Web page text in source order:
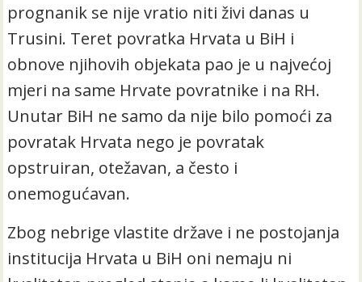
prognanik se nije vratio niti živi danas u
Trusini. Teret povratka Hrvata u BiH i
obnove njihovih objekata pao je u najvećoj
mjeri na same Hrvate povratnike i na RH.
Unutar BiH ne samo da nije bilo pomoći za
povratak Hrvata nego je povratak
opstruiran, otežavan, a često i
onemogućavan.
Zbog nebrige vlastite države i ne postojanja
institucija Hrvata u BiH oni nemaju ni